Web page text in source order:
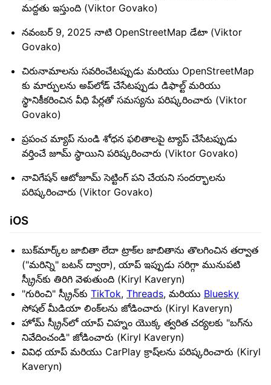
మద్దతు ఇస్తుంది (Viktor Govako)
నవంబర్ 9, 2025 నాటి OpenStreetMap డేటా (Viktor
Govako)
చిరునామాలను సవరించేటప్పుడు మరియు OpenStreetMap
కు మార్పులను అప్‌లోడ్ చేసేటప్పుడు డిఫాల్ట్ మరియు
స్థానికీకరించిన వీధి పేర్లతో సమస్యను పరిష్కరించారు (Viktor
Govako)
ప్రపంచ మ్యాప్ నుండి శోధన ఫలితాలపై ట్యాప్ చేసేటప్పుడు
వర్తించే జూమ్ స్థాయిని పరిష్కరించారు (Viktor Govako)
నావిగేషన్ ఆటోజూమ్ సెట్టింగ్ పని చేయని సందర్భాలను
పరిష్కరించారు (Viktor Govako)
iOS
బుక్‌మార్క్‌ల జాబితా లేదా ట్రాక్‌ల జాబితాను తొలగించిన తర్వాత
("మరిన్ని" బటన్ ద్వారా), యాప్ ఇప్పుడు సరిగ్గా మునుపటి
స్క్రీన్‌కు తిరిగి వెళుతుంది (Kiryl Kaveryn)
"గురించి" స్క్రీన్‌కు TikTok, Threads, మరియు Bluesky
సోషల్ మీడియా లింక్‌లను జోడించారు (Kiryl Kaveryn)
హోమ్ స్క్రీన్‌లో యాప్ చిహ్నం యొక్క త్వరిత చర్యలకు "బగ్‌ను
నివేదించండి" జోడించారు (Kiryl Kaveryn)
వివిధ యాప్ మరియు CarPlay క్రాష్‌లను పరిష్కరించారు (Kiryl
Kaveryn)